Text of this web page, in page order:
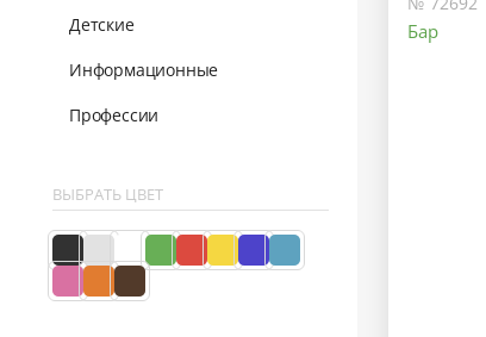
Детские
Информационные
Профессии
ВЫБРАТЬ ЦВЕТ
Бар